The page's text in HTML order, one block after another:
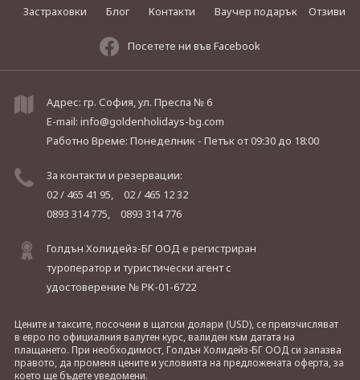
Застраховки
Блог Контакти Ваучер подарък Отзиви
Посетете ни във Facebook
Адрес: гр. София, ул. Преспа № 6
E-mail: info@goldenholidays-bg.com
Работно Време: Понеделник - Петъкот 09:30 до 18:00
За контакти и резервации:
02 / 465 41 95,
02 / 465 12 32
0893 314 775,
0893 314 776
Голдън Холидейз-БГ ООД е регистриран
туроператор и туристически агент с
удостоверение № РК-01-6722
Цените и таксите, посочени в щатски долари (USD), се преизчисляват
в евро по официалния валутен курс, валиден към датата на
плащането. При необходимост, Голдън Холидейз-БГ ООД си запазва
правото, да променя цените и условията на предложената оферта, за
което ще бъдете уведомени.